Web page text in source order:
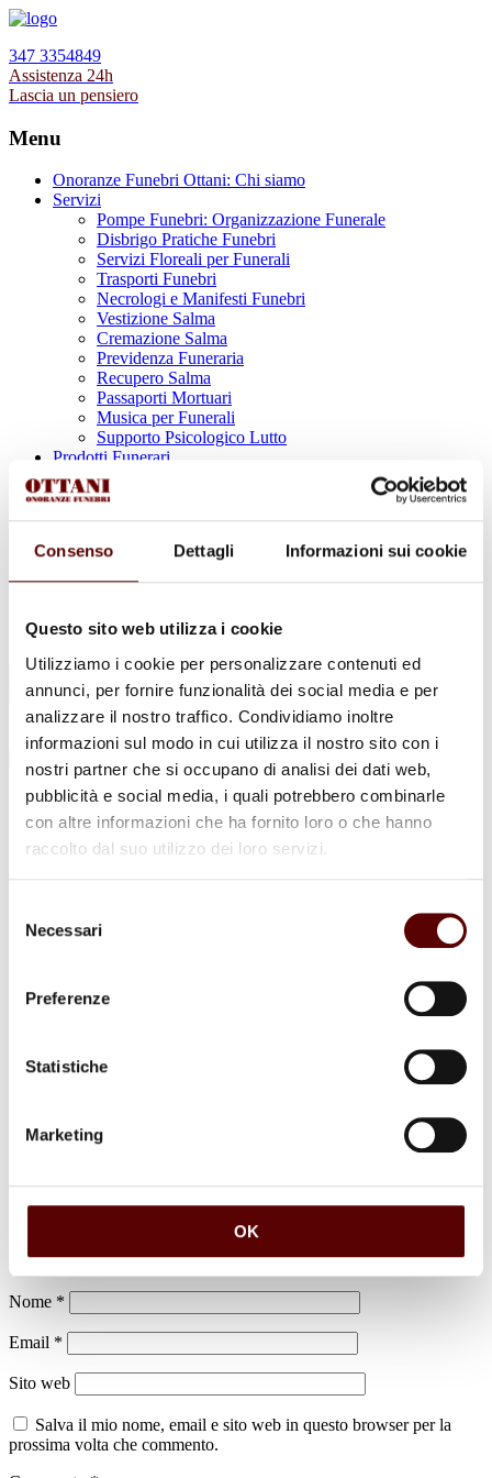
Consenso Dettagli Informazioni sui cookie
Questo sito web utilizza i cookie
Utilizziamo i cookie per personalizzare contenuti ed
annunci, per fornire funzionalità dei social media e per
analizzare il nostro traffico. Condividiamo inoltre
informazioni sul modo in cui utilizza il nostro sito con i
nostri partner che si occupano di analisi dei dati web,
pubblicità e social media, i quali potrebbero combinarle
con altre informazioni che ha fornito loro o che hanno
raccolto dal suo utilizzo dei loro servizi.
delNecessari
Preferenze
Statistiche
Marketing
OK
347 3354849
Assistenza 24h
Lascia un pensiero
Menu
Onoranze Funebri Ottani: Chi siamo
Servizi
Pompe Funebri: Organizzazione Funerale
Disbrigo Pratiche Funebri
Servizi Floreali per Funerali
Trasporti Funebri
Necrologi e Manifesti Funebri
Vestizione Salma
Cremazione Salma
Previdenza Funeraria
Recupero Salma
Passaporti Mortuari
Musica per Funerali
Supporto Psicologico Lutto
Prodotti Funerari
Lapidi, Lastre tombali e Monumenti Funerari
Urne Cinerarie
Allestimento Funebre
In caso di decesso
Necrologi
Info e Contatti
Cerca
per:
Aldo Cristofori
10 Agosto 1942 - 26 Dicembre 2021
Lascia un commento
Il tuo indirizzo email non sarà pubblicato.
contrassegnati*
Nome *
Email *
Sito web
Salva il mio nome, email e sito web in questo browser per la
prossima volta che commento.